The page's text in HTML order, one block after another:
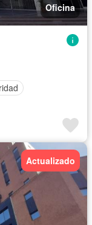
Oficina
Actualizado